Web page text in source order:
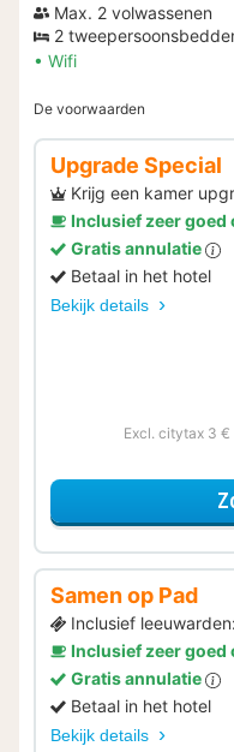
Max. 2 volwassenen
2
Wifi
De voorwaarden
Upgrade Special
Krijg een kamer
Inclusief zeer goed
Gratis annulatie
Betaal in het hotel
Bekijk details
Excl. citytax 3 €
Samen op Pad
Inclusief
Inclusief zeer goed
Gratis annulatie
Betaal in het hotel
Bekijk details